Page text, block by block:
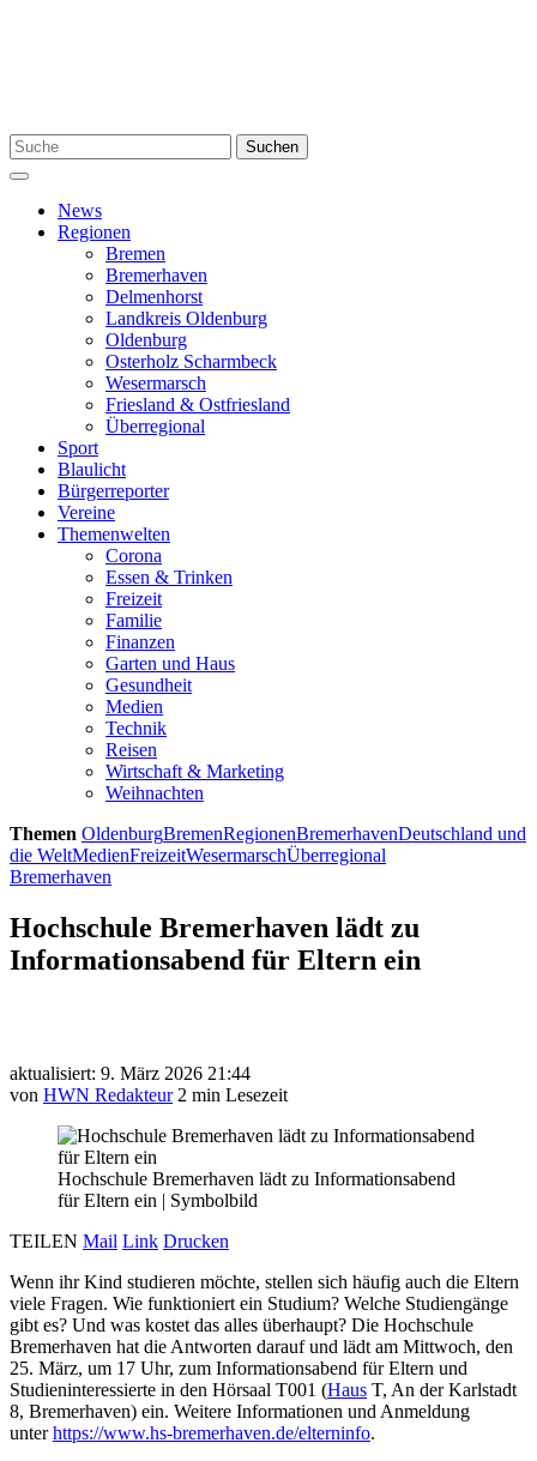
Suchen
nach:
Suchen
Menü
News
Regionen
Bremen
Bremerhaven
Delmenhorst
Landkreis Oldenburg
Oldenburg
Osterholz Scharmbeck
Wesermarsch
Friesland & Ostfriesland
Überregional
Sport
Blaulicht
Bürgerreporter
Vereine
Themenwelten
Corona
Essen & Trinken
Freizeit
Familie
Finanzen
Garten und Haus
Gesundheit
Medien
Technik
Reisen
Wirtschaft & Marketing
Weihnachten
Themen OldenburgBremenRegionenBremerhavenDeutschland und
die WeltMedienFreizeitWesermarschÜberregional
Bremerhaven
Hochschule Bremerhaven lädt zu
Informationsabend für Eltern ein
aktualisiert: 9. März 2026 21:44
von HWN Redakteur 2 min Lesezeit
Hochschule Bremerhaven lädt zu Informationsabend
für Eltern ein | Symbolbild
TEILEN Mail Link Drucken
Wenn ihr Kind studieren möchte, stellen sich häufig auch die Eltern
viele Fragen. Wie funktioniert ein Studium? Welche Studiengänge
gibt es? Und was kostet das alles überhaupt? Die Hochschule
Bremerhaven hat die Antworten darauf und lädt am Mittwoch, den
25. März, um 17 Uhr, zum Informationsabend für Eltern und
Studieninteressierte in den Hörsaal T001 (Haus T, An der Karlstadt
8, Bremerhaven) ein. Weitere Informationen und Anmeldung
unterhttps://www.hs-bremerhaven.de/elterninfo.